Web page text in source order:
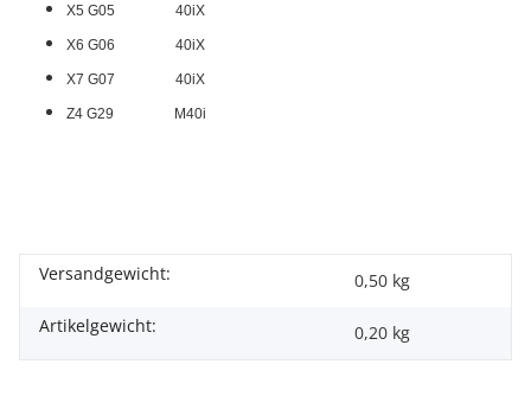
X5 G05 40iX
X6 G06 40iX
X7 G07 40iX
Z4 G29 M40i
Versandgewicht:
0,50 kg
Artikelgewicht:
0,20 kg